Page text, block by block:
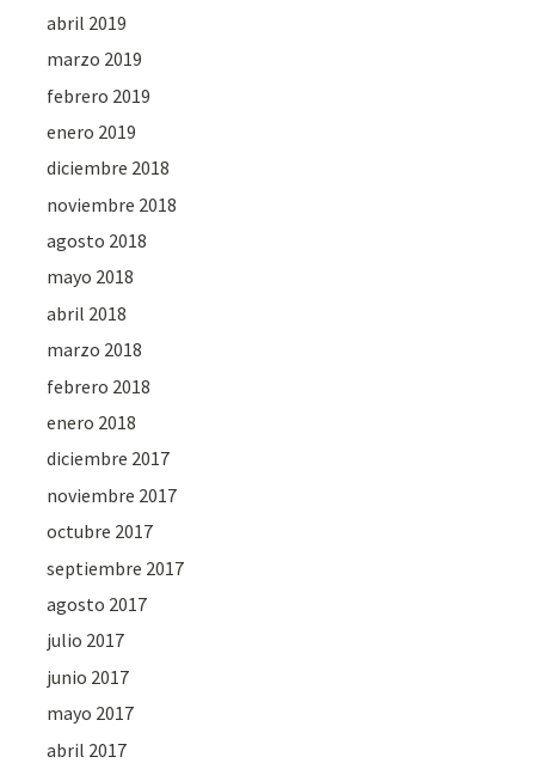
abril 2019
marzo 2019
febrero 2019
enero 2019
diciembre 2018
noviembre 2018
agosto 2018
mayo 2018
abril 2018
marzo 2018
febrero 2018
enero 2018
diciembre 2017
noviembre 2017
octubre 2017
septiembre 2017
agosto 2017
julio 2017
junio 2017
mayo 2017
abril 2017